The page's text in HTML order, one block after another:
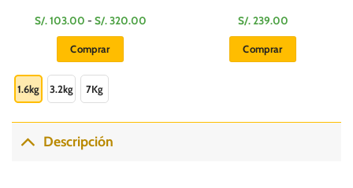
S/.103.00 - S/.320.00Rango
Comprar
producto
tiene
variantes.
1.6kg 3.2kg 7Kg
S/.239.00
Comprar
Descripción